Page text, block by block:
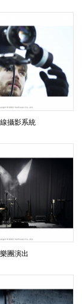
攝影系統
樂團演出